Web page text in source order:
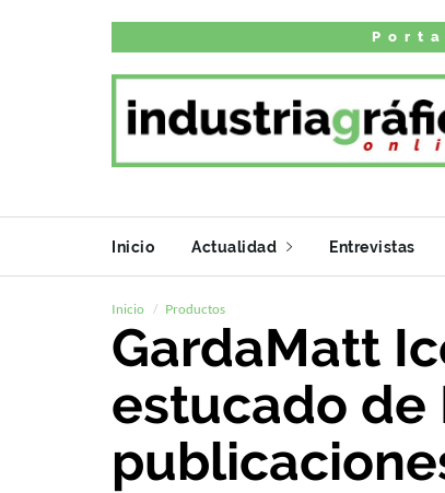
Inicio Actualidad Entrevistas
Inicio Productos
GardaMatt
estucado de